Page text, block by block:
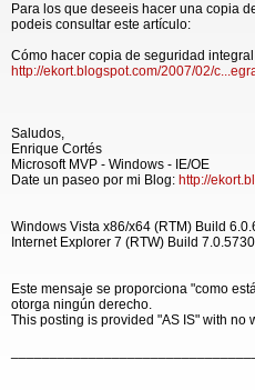
Para los que deseeis hacer una copia
podeis consultar este artículo:
Cómo hacer copia de seguridad
http://ekort.blogspot.com/2007/02/
Saludos,
Enrique Cortés
Microsoft MVP - Windows - IE/OE
Date un paseo por mi Blog: http://
Windows Vista x86/x64 (RTM) Build
Internet Explorer 7 (RTW) Build
Este mensaje se proporciona "como
otorga ningún derecho.
This posting is provided "AS IS" with no